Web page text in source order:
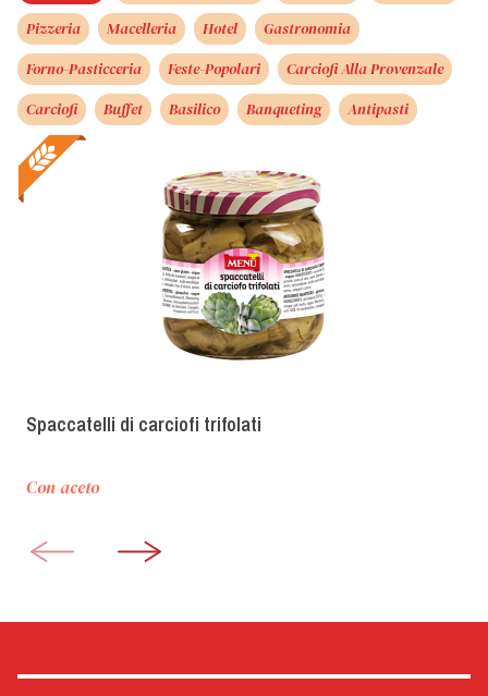
Pizzeria
Macelleria Hotel
Gastronomia
Forno-Pasticceria
Feste-Popolari
Carciofi Alla Provenzale
Carciofi
Buffet Basilico Banqueting Antipasti
Spaccatelli di carciofi trifolati
Con aceto